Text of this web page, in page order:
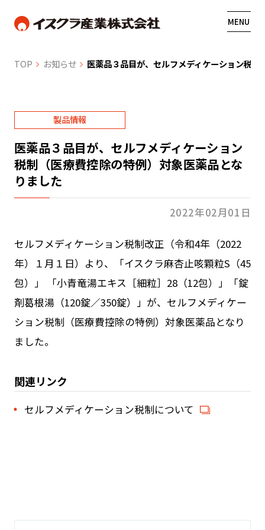
MENU
TOP お知らせ 医薬品３品目が、セルフメディケーション税
製品情報
医薬品３品目が、セルフメディケーション
税制（医療費控除の特例）対象医薬品とな
りました
2022年02月01日
セルフメディケーション税制改正（令和4年（2022
年）１月１日）より、「イスクラ麻杏止咳顆粒S（45
包）」 「小青竜湯エキス［細粒］28（12包）」「錠
剤葛根湯（120錠／350錠）」が、セルフメディケー
ション税制（医療費控除の特例）対象医薬品となり
ました。
関連リンク
セルフメディケーション税制について